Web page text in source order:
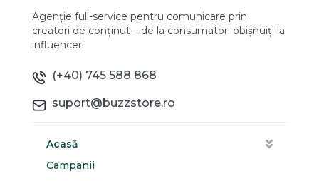
Agenție full-service pentru comunicare prin
creatori de conținut – de la consumatori obișnuiți la
influenceri.
(+40) 745 588 868
suport@buzzstore.ro
Acasă
Campanii